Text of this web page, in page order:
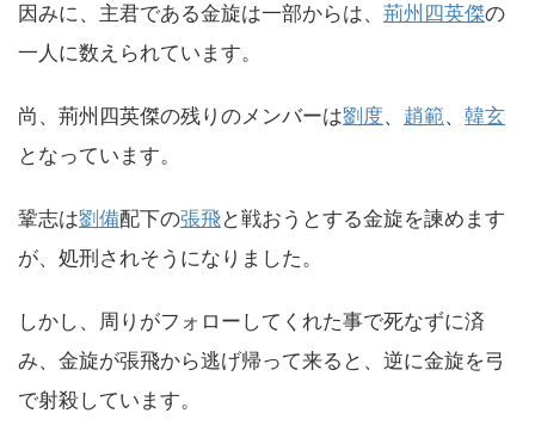
因みに、主君である金旋は一部からは、 荊州四英傑の
一人に数えられています。
尚、荊州四英傑の残りのメンバーは劉度、 趙範、 韓玄
となっています。
鞏志は劉備配下の張飛と戦おうとする金旋を諫めます
が、処刑されそうになりました。
しかし、周りがフォローしてくれた事で死なずに済
み、金旋が張飛から逃げ帰って来ると、逆に金旋を弓
で射殺しています。